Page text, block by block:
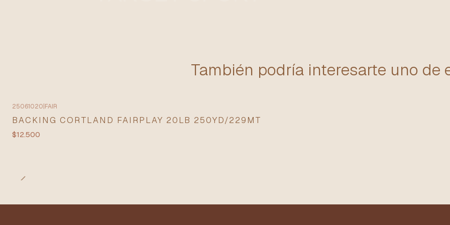
También podría interesarte uno de
25061020 FAIR
BACKING CORTLAND FAIRPLAY 20LB 250YD/229MT
$12.500